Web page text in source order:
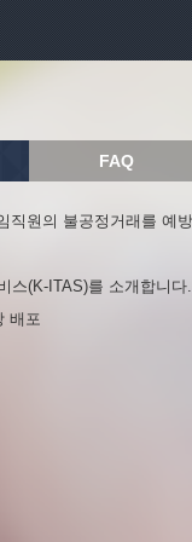
FAQ
스(K-ITAS)를 소개합니다.
배포